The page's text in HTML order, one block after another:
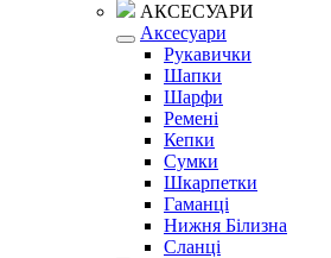
АКСЕСУАРИ
Аксесуари
Рукавички
Шапки
Шарфи
Ремені
Кепки
Сумки
Шкарпетки
Гаманці
Нижня Білизна
Сланці